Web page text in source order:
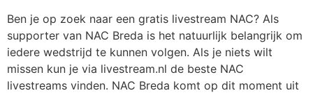
Ben je op zoek naar een gratis livestream NAC? Als
supporter van NAC Breda is het natuurlijk belangrijk om
iedere wedstrijd te kunnen volgen. Als je niets wilt
missen kun je via livestream.nl de beste NAC
livestreams vinden. NAC Breda komt op dit moment uit